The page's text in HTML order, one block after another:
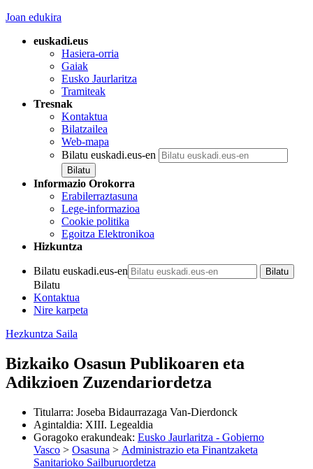
Joan edukira
euskadi.eus
Hasiera-orria
Gaiak
Eusko Jaurlaritza
Tramiteak
Tresnak
Kontaktua
Bilatzailea
Web-mapa
Bilatu euskadi.eus-en
Informazio Orokorra
Erabilerraztasuna
Lege-informazioa
Cookie politika
Egoitza Elektronikoa
Hizkuntza
Bilatu euskadi.eus-en
Bilatu
Kontaktua
Nire karpeta
Hezkuntza Saila
Bizkaiko Osasun Publikoaren eta
Adikzioen Zuzendariordetza
Titularra: Joseba Bidaurrazaga Van-Dierdonck
Agintaldia: XIII. Legealdia
Goragoko erakundeak: Eusko Jaurlaritza - Gobierno
Vasco > Osasuna > Administrazio eta Finantzaketa
Sanitarioko Sailburuordetza